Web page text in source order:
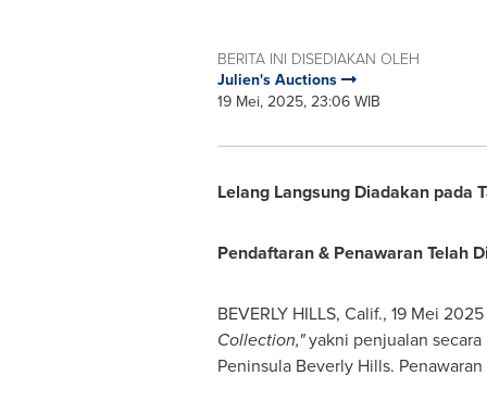
BERITA INI DISEDIAKAN OLEH
Julien's Auctions
19 Mei, 2025, 23:06 WIB
Lelang Langsung Diadakan pada
Pendaftaran & Penawaran Telah
BEVERLY HILLS, Calif., 19 Mei 2025
Collection,"yakni penjualan secara
Peninsula Beverly Hills.